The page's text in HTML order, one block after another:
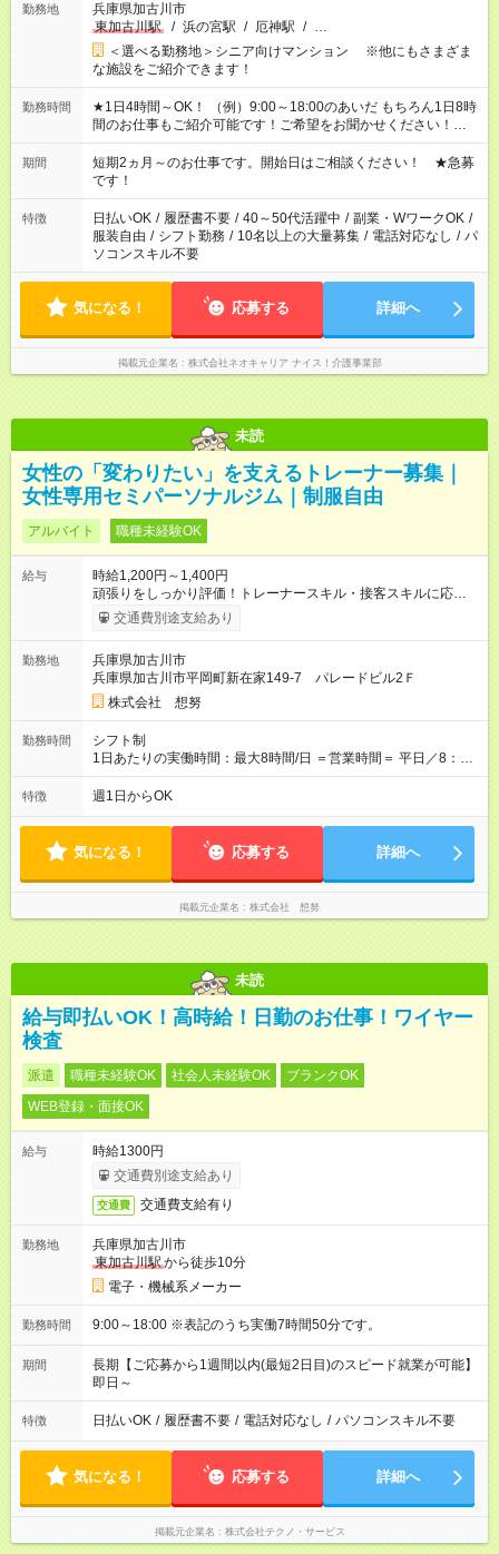
勤務地
兵庫県加古川市
東加古川駅
/ 浜の宮駅 / 厄神駅 / …
＜選べる勤務地＞シニア向けマンション ※他にもさまざま
な施設をご紹介できます！
勤務時間
★1日4時間～OK！ （例）9:00～18:00のあいだ もちろん1日8時
間のお仕事もご紹介可能です！ご希望をお聞かせください！★家
庭の都合でお休みが必要な場合も遠慮なくご相談ください。 ※
週最低15時間以上の勤務が必要です
期間
短期2ヵ月～のお仕事です。開始日はご相談ください！ ★急募
です！
特徴 日払いOK / 履歴書不要 / 40～50代活躍中 / 副業・WワークOK /
服装自由 / シフト勤務 / 10名以上の大量募集 / 電話対応なし / パ
ソコンスキル不要
気になる！ 応募する 詳細へ
掲載元企業名 株式会社ネオキャリア ナイス！介護事業部
未読
女性の「変わりたい」を支えるトレーナー募集｜
女性専用セミパーソナルジム｜制服自由
アルバイト 職種未経験OK
給与
時給1,200円～1,400円
頑張りをしっかり評価！トレーナースキル・接客スキルに応じ
て昇給。 ※トレーナー未経験の方は、運動経験や運動を日ごろ
からされている方、大歓迎です！ 【試用期間】試用期間あり 試
試用期間（研修期間）は1～3ヶ月になります。能力次第で時給
アップや上記期間より早まります。 ◎社員雇用相談可 【研修内
容】 ・レッスン実技・受講(マニュアルあり) 》レッスン担当の
トレーナーと一緒に参加し、レッスンの構成や進行をレクチャ
ーします。 ・受付業務 》入会案内方法、会費支払対応、予約管
理、電話・LINE対応など ・カウンセリング対応 》会員様のレッ
》エクササイズなどスキルアップの講習
交通費別途支給あり
勤務地
兵庫県加古川市
兵庫県加古川市平岡町新在家149-7 パレードビル2Ｆ
株式会社 想努
勤務時間
シフト制
1日あたりの実働時間：最大8時間/日 ＝営業時間＝ 平日／8：30
～21：15（月曜は定休日） 土曜／8：30～17：30 日曜／8：30
～16：45 ＝勤務シフト＝ ▽早出／8：30～17：45（休憩1時
特徴 週1日からOK
気になる！ 応募する 詳細へ
掲載元企業名 株式会社 想努
未読
給与即払いOK！高時給！日勤のお仕事！ワイヤー
検査
派遣 職種未経験OK 社会人未経験OK
ブランクOK
WEB登録・面接OK
給与
時給1300円
交通費別途支給あり
交通費 交通費支給有り
勤務地
兵庫県加古川市
東加古川駅から徒歩10分
電子・機械系メーカー
勤務時間 9:00～18:00 ※表記のうち実働7時間50分です。
期間
長期【ご応募から1週間以内(最短2日目)のスピード就業が可能】
即日～
特徴 日払いOK / 履歴書不要 / 電話対応なし / パソコンスキル不要
気になる！ 応募する 詳細へ
掲載元企業名 株式会社テクノ・サービス